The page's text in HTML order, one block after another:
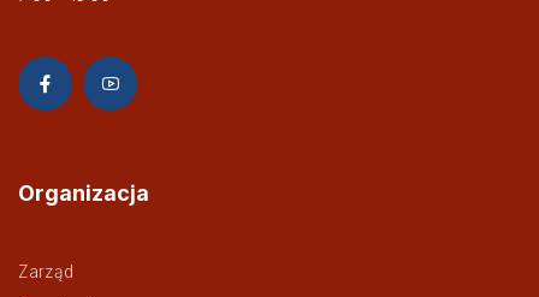
Organizacja
Zarząd